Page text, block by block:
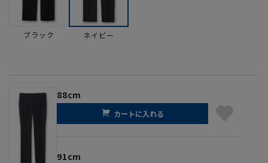
ブラック ネイビー
88cm
カートに入れる
91cm